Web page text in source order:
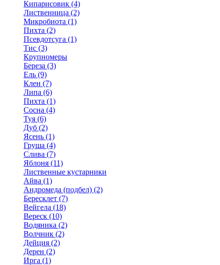
Кипарисовик (4)
Лиственница (2)
Микробиота (1)
Пихта (2)
Псевдотсуга (1)
Тис (3)
Крупномеры
Береза (3)
Ель (9)
Клен (7)
Липа (6)
Пихта (1)
Сосна (4)
Туя (6)
Дуб (2)
Ясень (1)
Груша (4)
Слива (7)
Яблоня (11)
Лиственные кустарники
Айва (1)
Андромеда (подбел) (2)
Бересклет (7)
Вейгела (18)
Вереск (10)
Водяника (2)
Волчник (2)
Дейция (2)
Дерен (2)
Ирга (1)